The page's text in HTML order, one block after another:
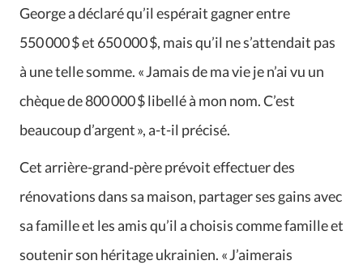
George a déclaré qu’il espérait gagner entre
550 000 $ et 650 000 $, mais qu’il ne s’attendait pas
à une telle somme. « Jamais de ma vie je n’ai vu un
chèque de 800 000 $ libellé à mon nom. C’est
beaucoup d’argent », a-t-il précisé.
Cet arrière-grand-père prévoit effectuer des
rénovations dans sa maison, partager ses gains avec
sa famille et les amis qu’il a choisis comme famille et
soutenir son héritage ukrainien. « J’aimerais